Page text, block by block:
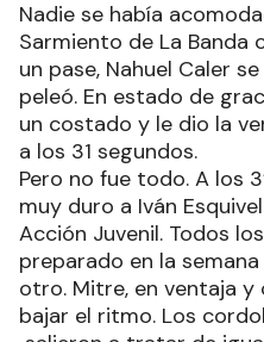
Nadie se había
Sarmiento de La Banda
un pase, Nahuel Caler
peleó. En estado de
un costado y le dio la
a los 31 segundos.
Pero no fue todo. A los
muy duro a Iván
Acción Juvenil. Todos
preparado en la
otro. Mitre, en ventaja
bajar el ritmo. Los